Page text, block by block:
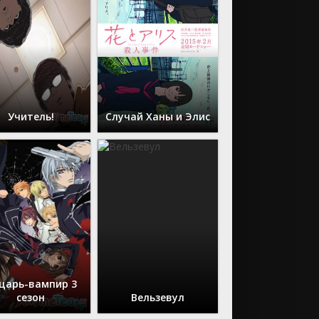
Учитель! Случай Ханы и Элис
вампир 3
сезон
Вельзевул